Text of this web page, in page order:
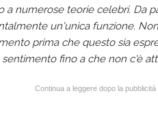
a numerose teorie celebri. Da
un'unica funzione.
prima che questo sia
fino a che non c'è
Continua a leggere dopo la pubblicità